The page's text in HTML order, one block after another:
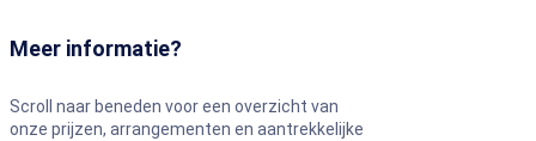
Meer informatie?
Scroll naar beneden voor een overzicht van
onze prijzen, arrangementen en aantrekkelijke